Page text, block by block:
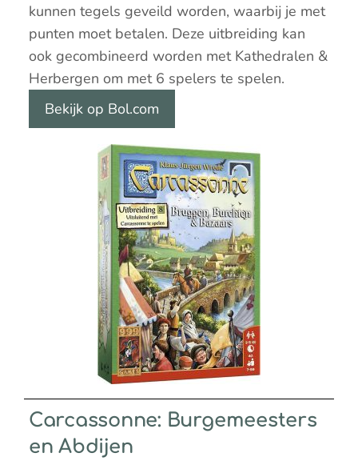
kunnen tegels geveild worden, waarbij je met
punten moet betalen. Deze uitbreiding kan
ook gecombineerd worden met Kathedralen &
Herbergen om met 6 spelers te spelen.
Bekijk op Bol.com
Carcassonne: Burgemeesters
en Abdijen